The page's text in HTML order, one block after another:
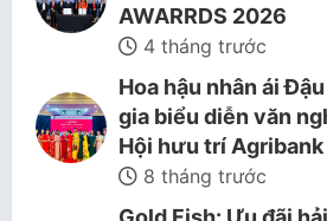
AWARRDS 2026
4 tháng trước
Hoa hậu nhân ái
gia biểu diễn văn
Hội hưu trí
8 tháng trước